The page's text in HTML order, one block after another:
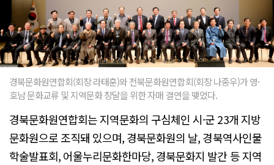
경북문화원연합회(회장 라태훈)와 전북문화원연합회(회장 나종우)가 영·
호남 문화교류 및 지역문화 창달을 위한 자매 결연을 맺었다.
경북문화원연합회는 지역문화의 구심체인 시·군 23개 지방
문화원으로 조직돼 있으며, 경북문화원의 날, 경북역사인물
학술발표회, 어울누리문화한마당, 경북문화지 발간 등 지역